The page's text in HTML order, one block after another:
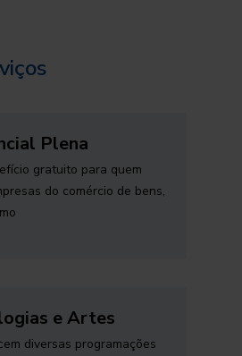
Plena
gratuito para quem
do comércio de bens,
e Artes
diversas programações